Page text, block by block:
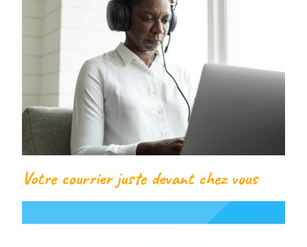
Votre courrier juste devant chez vous